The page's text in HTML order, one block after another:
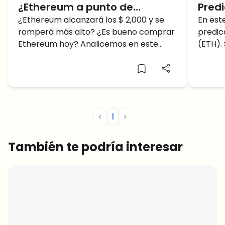
¿Ethereum a punto de
alcanzar los 2K después de
que BTC alcanzara los 30K?
¿Ethereum alcanzará los $ 2,000 y se
romperá más alto? ¿Es bueno comprar
Ethereum hoy? Analicemos en este
En
< 1 >
También te podría interesar